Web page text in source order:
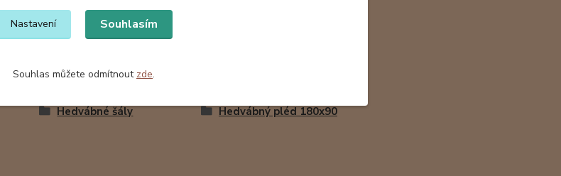
Hedvábné šály Hedvábný pléd 180x90
Nastavení Souhlasím
Souhlas můžete odmítnout zde.